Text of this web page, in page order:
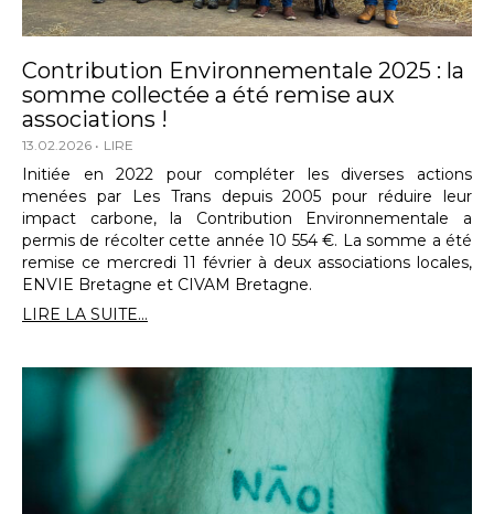
Contribution Environnementale 2025 : la
somme collectée a été remise aux
associations !
13.02.2026 LIRE
Initiée en 2022 pour compléter les diverses actions
menées par Les Trans depuis 2005 pour réduire leur
impact carbone, la Contribution Environnementale a
permis de récolter cette année 10 554 €. La somme a été
remise ce mercredi 11 février à deux associations locales,
ENVIE Bretagne et CIVAM Bretagne.
LIRE LA SUITE...